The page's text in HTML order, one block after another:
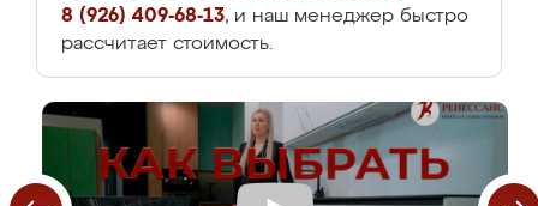
8 (926) 409-68-13, и наш менеджер быстро
рассчитает стоимость.